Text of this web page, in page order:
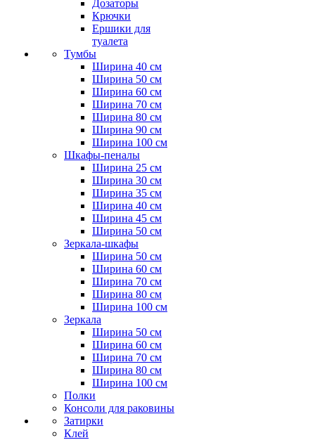
Дозаторы
Крючки
Ершики для
туалета
Тумбы
Ширина 40 см
Ширина 50 см
Ширина 60 см
Ширина 70 см
Ширина 80 см
Ширина 90 см
Ширина 100 см
Шкафы-пеналы
Ширина 25 см
Ширина 30 см
Ширина 35 см
Ширина 40 см
Ширина 45 см
Ширина 50 см
Зеркала-шкафы
Ширина 50 см
Ширина 60 см
Ширина 70 см
Ширина 80 см
Ширина 100 см
Зеркала
Ширина 50 см
Ширина 60 см
Ширина 70 см
Ширина 80 см
Ширина 100 см
Полки
Консоли для раковины
Затирки
Клей